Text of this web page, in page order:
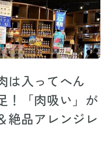
は入ってへん
！「肉吸い」が
品アレンジレ